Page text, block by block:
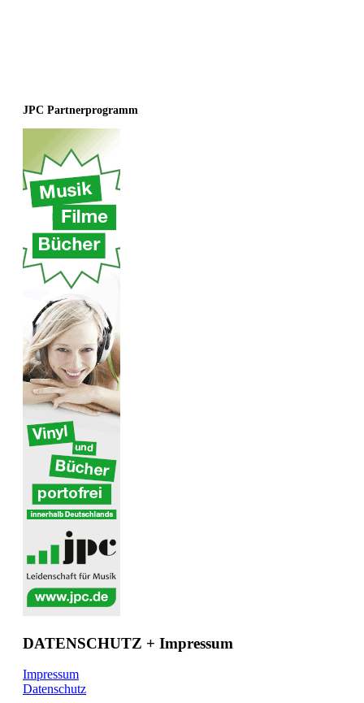
JPC Partnerprogramm
DATENSCHUTZ + Impressum
Impressum
Datenschutz